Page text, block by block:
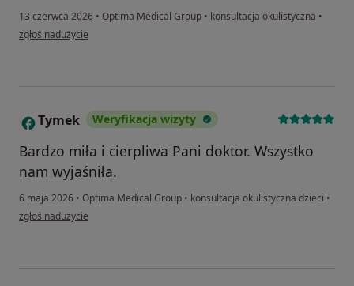
13 czerwca 2026 • Optima Medical Group • konsultacja okulistyczna •
w opinii użytkownika Dmytro
zgłoś nadużycie
T Tymek Weryfikacja wizyty
Bardzo miła i cierpliwa Pani doktor. Wszystko
nam wyjaśniła.
6 maja 2026 • Optima Medical Group • konsultacja okulistyczna dzieci •
w opinii użytkownika Tymek
zgłoś nadużycie